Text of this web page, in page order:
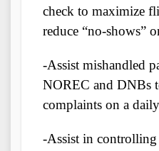
check to maximize
reduce “no-shows”
-Assist mishandled
NOREC and DNBs
complaints on a
-Assist in